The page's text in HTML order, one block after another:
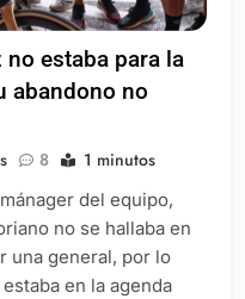
no estaba para la
abandono no
8 1 minutos
del equipo,
no se hallaba en
una general, por lo
en la agenda